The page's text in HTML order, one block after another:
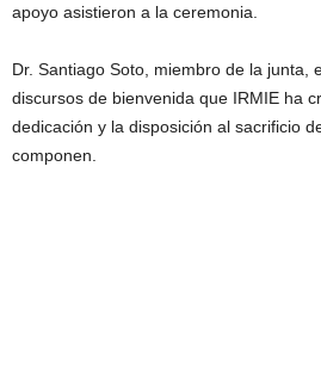
apoyo asistieron a la ceremonia.
Dr. Santiago Soto, miembro de la junta,
discursos de bienvenida que IRMIE ha
dedicación y la disposición al sacrificio
componen.